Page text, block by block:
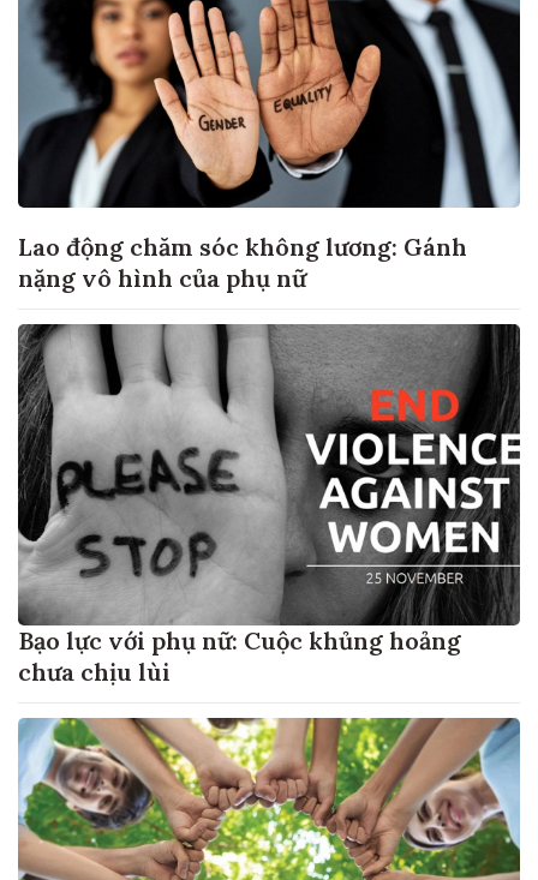
Lao động chăm sóc không lương: Gánh
nặng vô hình của phụ nữ
Bạo lực với phụ nữ: Cuộc khủng hoảng
chưa chịu lùi